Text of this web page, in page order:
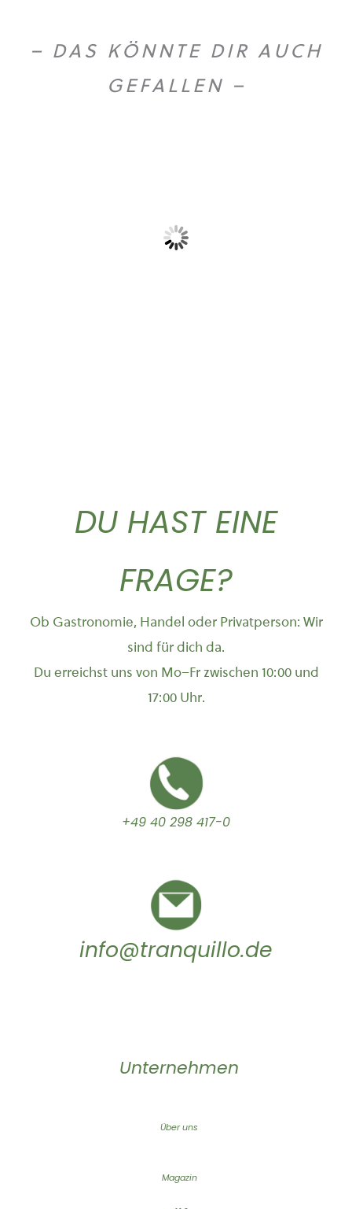
– DAS KÖNNTE DIR AUCH
GEFALLEN –
DU HAST EINE
FRAGE?
Ob Gastronomie, Handel oder Privatperson: Wir
sind für dich da.
Du erreichst uns von Mo–Fr zwischen 10:00 und
17:00 Uhr.
+49 40 298 417-0
info@tranquillo.de
Unternehmen
Über uns
Magazin